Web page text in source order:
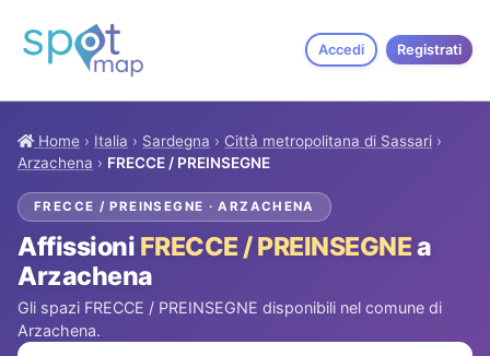
Accedi Registrati
Home › Italia › Sardegna › Città metropolitana di Sassari ›
Arzachena › FRECCE / PREINSEGNE
FRECCE / PREINSEGNE · ARZACHENA
Affissioni FRECCE / PREINSEGNEa
Arzachena
Gli spazi FRECCE / PREINSEGNE disponibili nel comune di
Arzachena.